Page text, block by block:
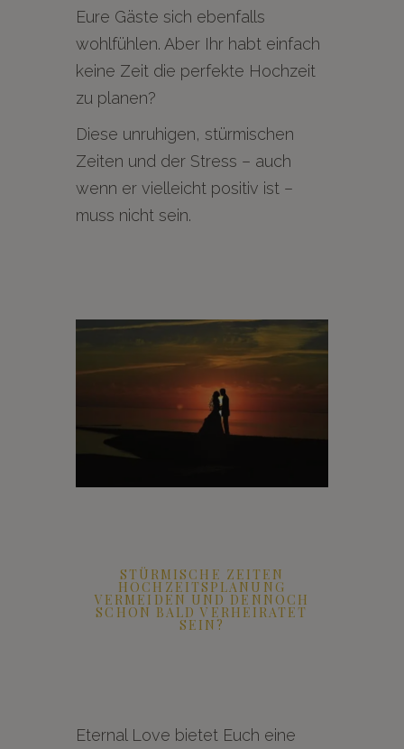
Eure Gäste sich ebenfalls
wohlfühlen. Aber Ihr habt einfach
keine Zeit die perfekte Hochzeit
zu planen?
Diese unruhigen, stürmischen
Zeiten und der Stress – auch
wenn er vielleicht positiv ist –
muss nicht sein.
STÜRMISCHE ZEITEN
HOCHZEITSPLANUNG
VERMEIDEN UND DENNOCH
SCHON BALD VERHEIRATET
SEIN?
Eternal Love bietet Euch eine